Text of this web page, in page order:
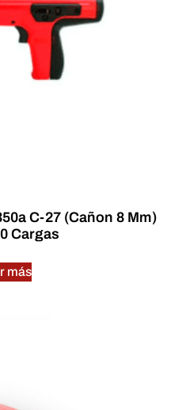
C-27 (Cañon 8 Mm)
Cargas
más